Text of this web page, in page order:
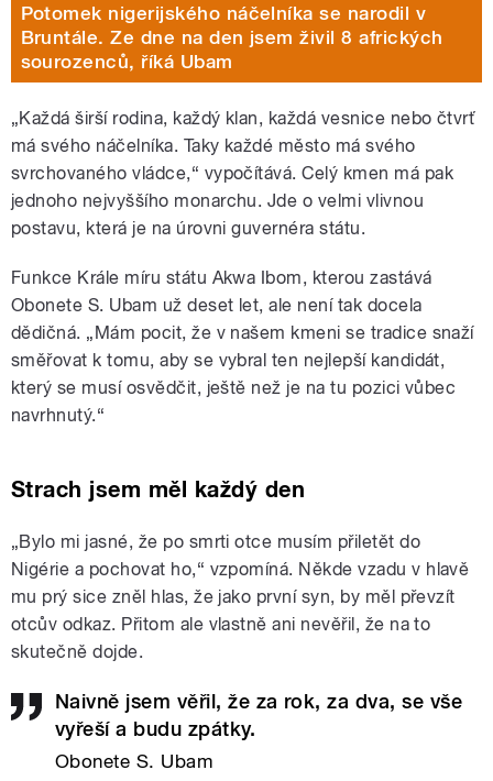
Potomek nigerijského náčelníka se narodil v
Bruntále. Ze dne na den jsem živil 8 afrických
sourozenců, říká Ubam
„Každá širší rodina, každý klan, každá vesnice nebo čtvrť
má svého náčelníka. Taky každé město má svého
svrchovaného vládce,“ vypočítává. Celý kmen má pak
jednoho nejvyššího monarchu. Jde o velmi vlivnou
postavu, která je na úrovni guvernéra státu.
Funkce Krále míru státu Akwa Ibom, kterou zastává
Obonete S. Ubam už deset let, ale není tak docela
dědičná. „Mám pocit, že v našem kmeni se tradice snaží
směřovat k tomu, aby se vybral ten nejlepší kandidát,
který se musí osvědčit, ještě než je na tu pozici vůbec
navrhnutý.“
Strach jsem měl každý den
„Bylo mi jasné, že po smrti otce musím přiletět do
Nigérie a pochovat ho,“ vzpomíná. Někde vzadu v hlavě
mu prý sice zněl hlas, že jako první syn, by měl převzít
otcův odkaz. Přitom ale vlastně ani nevěřil, že na to
skutečně dojde.
Naivně jsem věřil, že za rok, za dva, se vše
vyřeší a budu zpátky.
Obonete S. Ubam